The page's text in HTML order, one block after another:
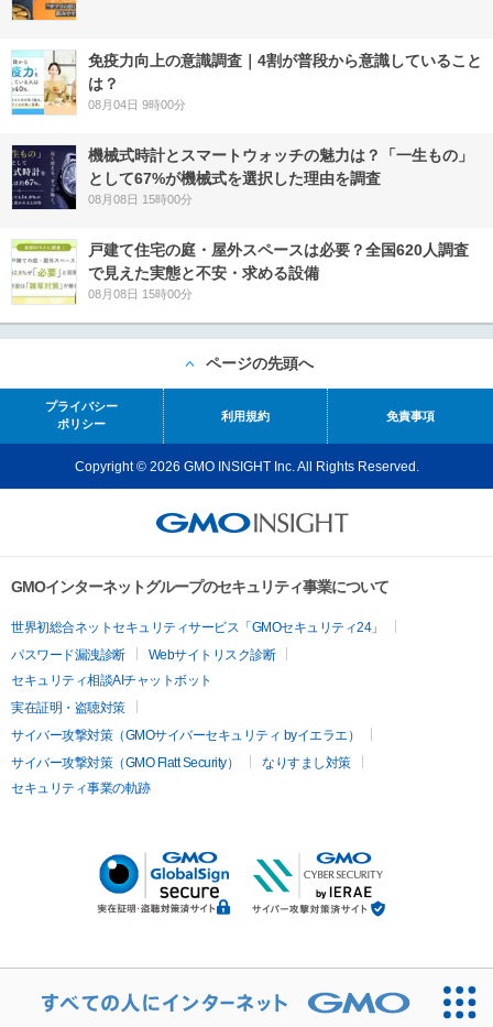
免疫力向上の意識調査｜4割が普段から意識していること
は？
08月04日 9時00分
機械式時計とスマートウォッチの魅力は？「一生もの」
として67%が機械式を選択した理由を調査
08月08日 15時00分
戸建て住宅の庭・屋外スペースは必要？全国620人調査
で見えた実態と不安・求める設備
08月08日 15時00分
ページの先頭へ
プライバシー
ポリシー
利用規約 免責事項
Copyright © 2026 GMO INSIGHT Inc. All Rights Reserved.
GMOインターネットグループのセキュリティ事業について
世界初総合ネットセキュリティサービス「GMOセキュリティ24」
パスワード漏洩診断
Webサイトリスク診断
セキュリティ相談AIチャットボット
実在証明・盗聴対策
サイバー攻撃対策（GMOサイバーセキュリティ byイエラエ）
サイバー攻撃対策（GMO Flatt Security）
なりすまし対策
セキュリティ事業の軌跡